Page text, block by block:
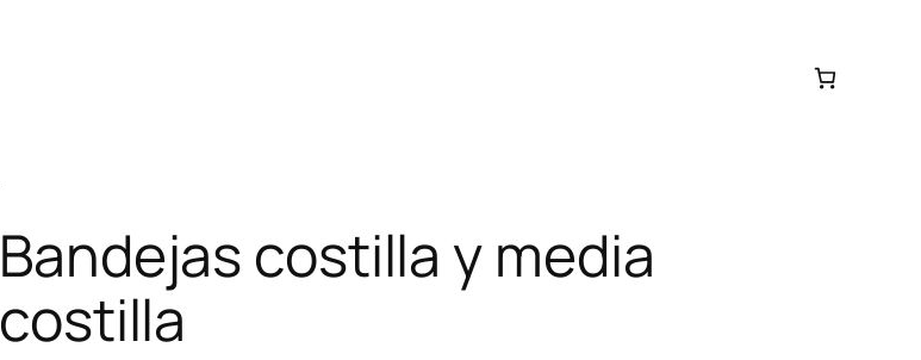
Bandejas costilla y media
costilla